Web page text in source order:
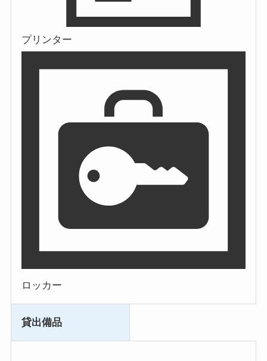
プリンター
ロッカー
貸出備品